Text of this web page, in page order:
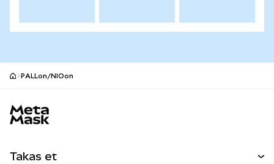
PALLon/NIOon
Takas et